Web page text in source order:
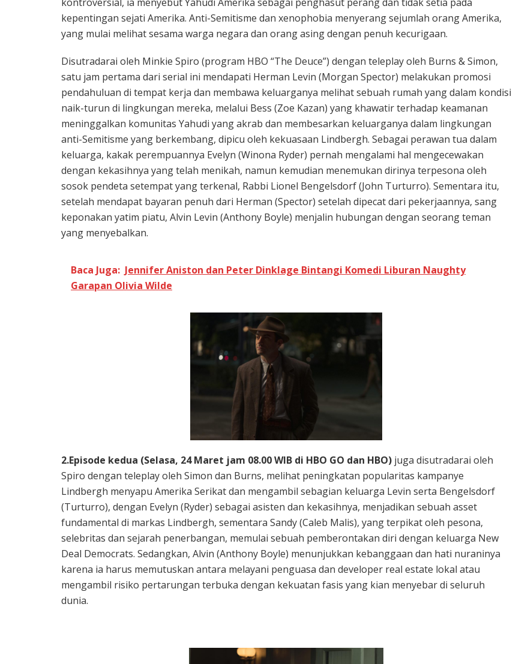
kepentingan sejati Amerika. Anti-Semitisme dan xenophobia menyerang sejumlah orang Amerika,
yang mulai melihat sesama warga negara dan orang asing dengan penuh kecurigaan.
Disutradarai oleh Minkie Spiro (program HBO “The Deuce”) dengan teleplay oleh Burns & Simon,
satu jam pertama dari serial ini mendapati Herman Levin (Morgan Spector) melakukan promosi
pendahuluan di tempat kerja dan membawa keluarganya melihat sebuah rumah yang dalam kondisi
naik-turun di lingkungan mereka, melalui Bess (Zoe Kazan) yang khawatir terhadap keamanan
meninggalkan komunitas Yahudi yang akrab dan membesarkan keluarganya dalam lingkungan
anti-Semitisme yang berkembang, dipicu oleh kekuasaan Lindbergh. Sebagai perawan tua dalam
keluarga, kakak perempuannya Evelyn (Winona Ryder) pernah mengalami hal mengecewakan
dengan kekasihnya yang telah menikah, namun kemudian menemukan dirinya terpesona oleh
sosok pendeta setempat yang terkenal, Rabbi Lionel Bengelsdorf (John Turturro). Sementara itu,
setelah mendapat bayaran penuh dari Herman (Spector) setelah dipecat dari pekerjaannya, sang
keponakan yatim piatu, Alvin Levin (Anthony Boyle) menjalin hubungan dengan seorang teman
yang menyebalkan.
Baca Juga: Jennifer Aniston dan Peter Dinklage Bintangi Komedi Liburan Naughty
Garapan Olivia Wilde
2.Episode kedua (Selasa, 24 Maret jam 08.00 WIB di HBO GO dan HBO) juga disutradarai oleh
Spiro dengan teleplay oleh Simon dan Burns, melihat peningkatan popularitas kampanye
Lindbergh menyapu Amerika Serikat dan mengambil sebagian keluarga Levin serta Bengelsdorf
(Turturro), dengan Evelyn (Ryder) sebagai asisten dan kekasihnya, menjadikan sebuah asset
fundamental di markas Lindbergh, sementara Sandy (Caleb Malis), yang terpikat oleh pesona,
selebritas dan sejarah penerbangan, memulai sebuah pemberontakan diri dengan keluarga New
Deal Democrats. Sedangkan, Alvin (Anthony Boyle) menunjukkan kebanggaan dan hati nuraninya
karena ia harus memutuskan antara melayani penguasa dan developer real estate lokal atau
mengambil risiko pertarungan terbuka dengan kekuatan fasis yang kian menyebar di seluruh
dunia.